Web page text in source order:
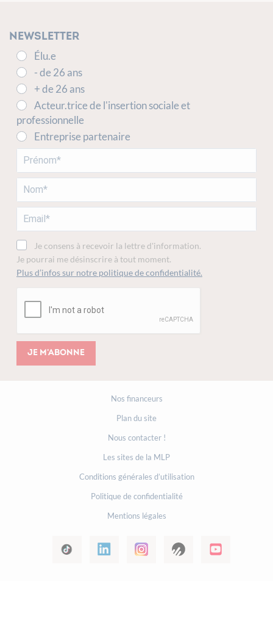
Newsletter
Élu.e
- de 26 ans
+ de 26 ans
Acteur.trice de l'insertion sociale et
professionnelle
Entreprise partenaire
Je consens à recevoir la lettre d'information.
Je pourrai me désinscrire à tout moment.
Plus d’infos sur notre politique de confidentialité.
Je m'abonne
Nos financeurs
Plan du site
Nous contacter !
Les sites de la MLP
Conditions générales d’utilisation
Politique de confidentialité
Mentions légales